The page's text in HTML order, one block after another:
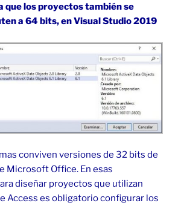
que los proyectos también se
a 64 bits, en Visual Studio 2019
conviven versiones de 32 bits de
Microsoft Office. En esas
diseñar proyectos que utilizan
Access es obligatorio configurar los